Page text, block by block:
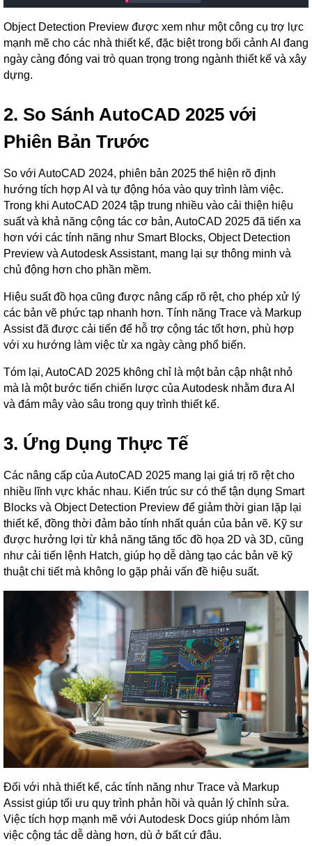
Object Detection Preview được xem như một công cụ trợ lực
mạnh mẽ cho các nhà thiết kế, đặc biệt trong bối cảnh AI đang
ngày càng đóng vai trò quan trọng trong ngành thiết kế và xây
dựng.
2. So Sánh AutoCAD 2025 với
Phiên Bản Trước
So với AutoCAD 2024, phiên bản 2025 thể hiện rõ định
hướng tích hợp AI và tự động hóa vào quy trình làm việc.
Trong khi AutoCAD 2024 tập trung nhiều vào cải thiện hiệu
suất và khả năng cộng tác cơ bản, AutoCAD 2025 đã tiến xa
hơn với các tính năng như Smart Blocks, Object Detection
Preview và Autodesk Assistant, mang lại sự thông minh và
chủ động hơn cho phần mềm.
Hiệu suất đồ họa cũng được nâng cấp rõ rệt, cho phép xử lý
các bản vẽ phức tạp nhanh hơn. Tính năng Trace và Markup
Assist đã được cải tiến để hỗ trợ cộng tác tốt hơn, phù hợp
với xu hướng làm việc từ xa ngày càng phổ biến.
Tóm lại, AutoCAD 2025 không chỉ là một bản cập nhật nhỏ
mà là một bước tiến chiến lược của Autodesk nhằm đưa AI
và đám mây vào sâu trong quy trình thiết kế.
3. Ứng Dụng Thực Tế
Các nâng cấp của AutoCAD 2025 mang lại giá trị rõ rệt cho
nhiều lĩnh vực khác nhau. Kiến trúc sư có thể tận dụng Smart
Blocks và Object Detection Preview để giảm thời gian lặp lại
thiết kế, đồng thời đảm bảo tính nhất quán của bản vẽ. Kỹ sư
được hưởng lợi từ khả năng tăng tốc đồ họa 2D và 3D, cũng
như cải tiến lệnh Hatch, giúp họ dễ dàng tạo các bản vẽ kỹ
thuật chi tiết mà không lo gặp phải vấn đề hiệu suất.
Đối với nhà thiết kế, các tính năng như Trace và Markup
Assist giúp tối ưu quy trình phản hồi và quản lý chỉnh sửa.
Việc tích hợp mạnh mẽ với Autodesk Docs giúp nhóm làm
việc cộng tác dễ dàng hơn, dù ở bất cứ đâu.